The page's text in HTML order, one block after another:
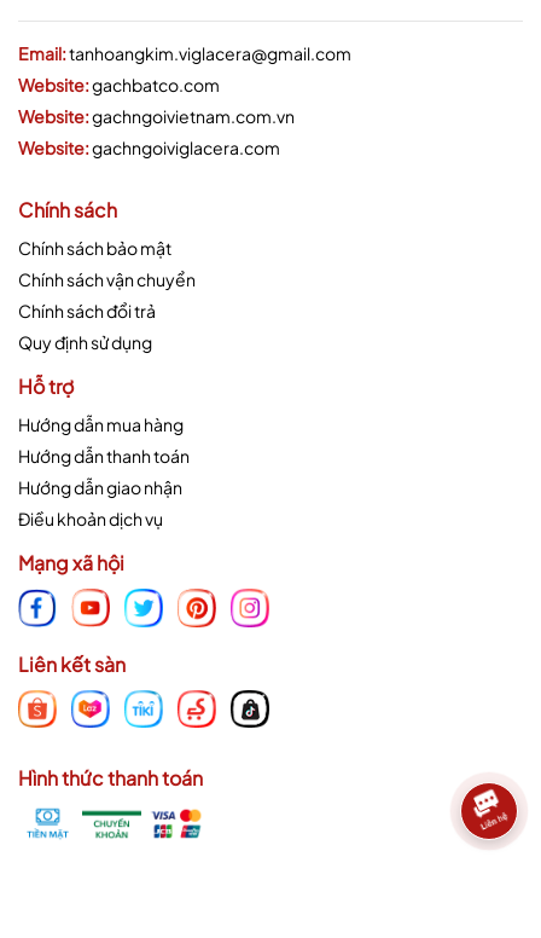
Email:tanhoangkim.viglacera@gmail.com
Website:gachbatco.com
Website:gachngoivietnam.com.vn
Website:gachngoiviglacera.com
Chính sách
Chính sách bảo mật
Chính sách vận chuyển
Chính sách đổi trả
Quy định sử dụng
Hỗ trợ
Hướng dẫn mua hàng
Hướng dẫn thanh toán
Hướng dẫn giao nhận
Điều khoản dịch vụ
Mạng xã hội
Liên kết sàn
Hình thức thanh toán